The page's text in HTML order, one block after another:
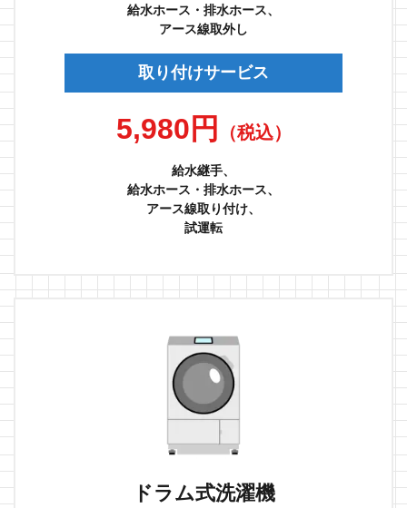
給水ホース・排水ホース、
アース線取外し
取り付けサービス
5,980円 （税込）
給水継手、
給水ホース・排水ホース、
アース線取り付け、
試運転
ドラム式洗濯機